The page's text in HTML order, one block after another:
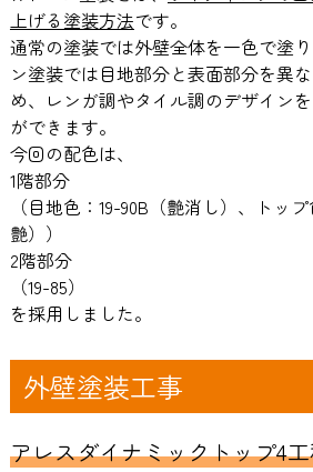
上げる塗装方法です。
通常の塗装では外壁全体を一色で塗
ン塗装では目地部分と表面部分を異
め、レンガ調やタイル調のデザイン
ができます。
今回の配色は、
1階部分
（目地色：19-90B（艶消し）、トッ
艶））
2階部分
（19-85）
を採用しました。
外壁塗装工事
アレスダイナミックトップ4